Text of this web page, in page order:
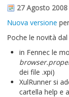
27 Agosto 2008
Nuova versione
Poche le novità
in Fennec le
dei file .xpi)
XulRunner si
cartella help e